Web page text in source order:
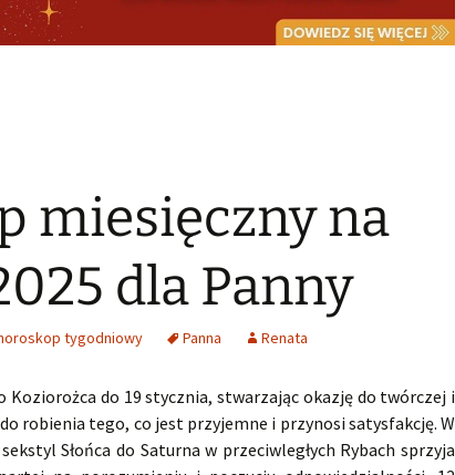
miesięczny na
dla Panny
tygodniowy Panna Renata
Koziorożca do 19 stycznia, stwarzając okazję do twórczej i
robienia tego, co jest przyjemne i przynosi satysfakcję. W
Słońca do Saturna w przeciwległych Rybach sprzyja